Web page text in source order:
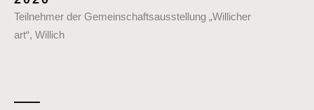
Teilnehmer der Gemeinschaftsausstellung „Willicher
art“, Willich